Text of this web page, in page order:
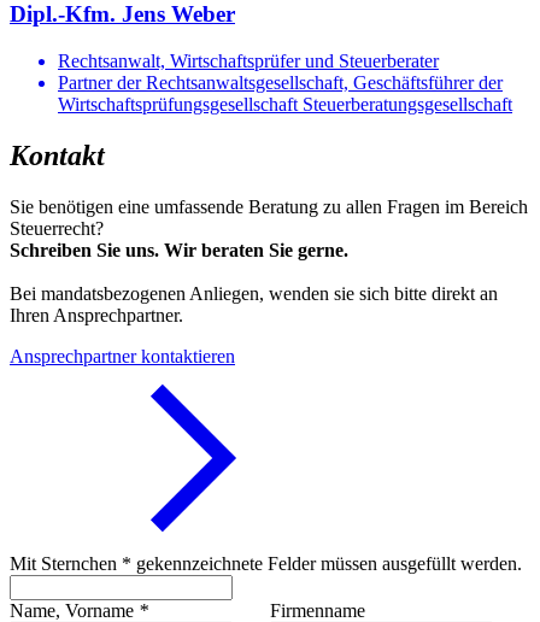
Dipl.-Kfm. Jens Weber
Rechtsanwalt, Wirtschaftsprüfer und Steuerberater
Partner der Rechtsanwaltsgesellschaft, Geschäftsführer der
Wirtschaftsprüfungsgesellschaft Steuerberatungsgesellschaft
Kontakt
Sie benötigen eine umfassende Beratung zu allen Fragen im Bereich
Steuerrecht?
Schreiben Sie uns. Wir beraten Sie gerne.
Bei mandatsbezogenen Anliegen, wenden sie sich bitte direkt an
Ihren Ansprechpartner.
Ansprechpartner kontaktieren
Mit Sternchen * gekennzeichnete Felder müssen ausgefüllt werden.
Name, Vorname * Firmenname